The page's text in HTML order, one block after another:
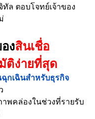
ทัล ตอบโจทย์เจ้าของ
งสินเชื่อ
ติง่ายที่สุด
กเฉินสำหรับธุรกิจ
พคล่องในช่วงที่รายรับ